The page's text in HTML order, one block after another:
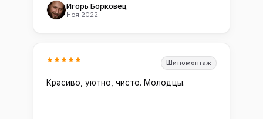
Игорь Борковец
Ноя 2022
Шиномонтаж
Красиво, уютно, чисто. Молодцы.